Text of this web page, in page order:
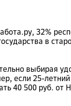
32%
в
выбирая
если 25-
40 500 руб.